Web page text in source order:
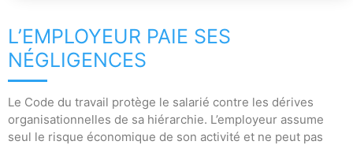
L’EMPLOYEUR PAIE SES
NÉGLIGENCES
Le Code du travail protège le salarié contre les dérives
organisationnelles de sa hiérarchie. L’employeur assume
seul le risque économique de son activité et ne peut pas